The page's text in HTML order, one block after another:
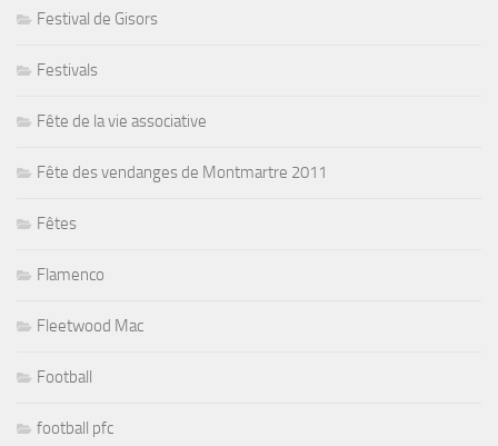
Festival de Gisors
Festivals
Fête de la vie associative
Fête des vendanges de Montmartre 2011
Fêtes
Flamenco
Fleetwood Mac
Football
football pfc